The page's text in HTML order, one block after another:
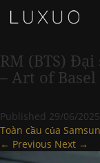
RM (BTS)
– Art of
Published 29/06/2025
Toàn cầu của
← Previous Next →